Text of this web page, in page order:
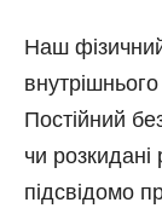
Наш
Постійний
чи
підсвідомо